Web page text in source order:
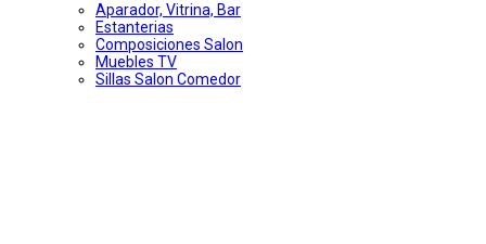
Aparador, Vitrina, Bar
Estanterias
Composiciones Salon
Muebles TV
Sillas Salon Comedor